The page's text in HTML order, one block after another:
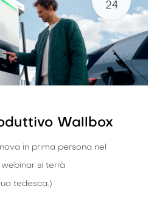
24
Wallbox
in prima persona nel
si terrà
tedesca.)